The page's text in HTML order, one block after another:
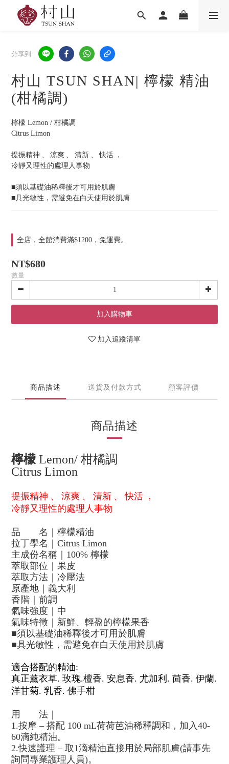
分享到
村山 TSUN SHAN| 檸檬 精油
(柑橘調)
檸檬 Lemon / 柑橘調
Citrus Limon
提振精神 、 涼爽 、 清新 、 快活 ，
冷靜又理性的處理人事物
■須以基礎油稀釋後才可用於肌膚
■具光敏性，需避免在白天使用於肌膚
全店，全館消費滿$1200，免運費。
NT$680
數量
加入購物車
加入追蹤清單
商品描述 送貨及付款方式 顧客評價
商品描述
檸檬 Lemon/ 柑橘調
Citrus Limon
提振精神 、 涼爽 、 清新 、 快活 ，
冷靜又理性的處理人事物
品
名｜檸檬精油
拉丁學名｜ Citrus Limon
主成份名稱｜ 100% 檸檬
萃取部位｜果皮
萃取方法｜冷壓法
原產地｜義大利
香階｜前調
氣味強度｜中
氣味特徵｜新鮮、輕盈的檸檬果香
■須以基礎油稀釋後才可用於肌膚
■具光敏性，需避免在白天使用於肌膚
適合搭配的精油:
真正薰衣草. 玫瑰.檀香. 安息香. 尤加利 . 茴香. 伊蘭.
洋甘菊. 乳香. 佛手柑
用
法｜
1.按摩 – 搭配 100 mL荷荷芭油稀釋調和，加入40-
60滴純精油。
2.快速護理 – 取1滴精油直接用於局部肌膚(請事先
詢問專業護理人員)。